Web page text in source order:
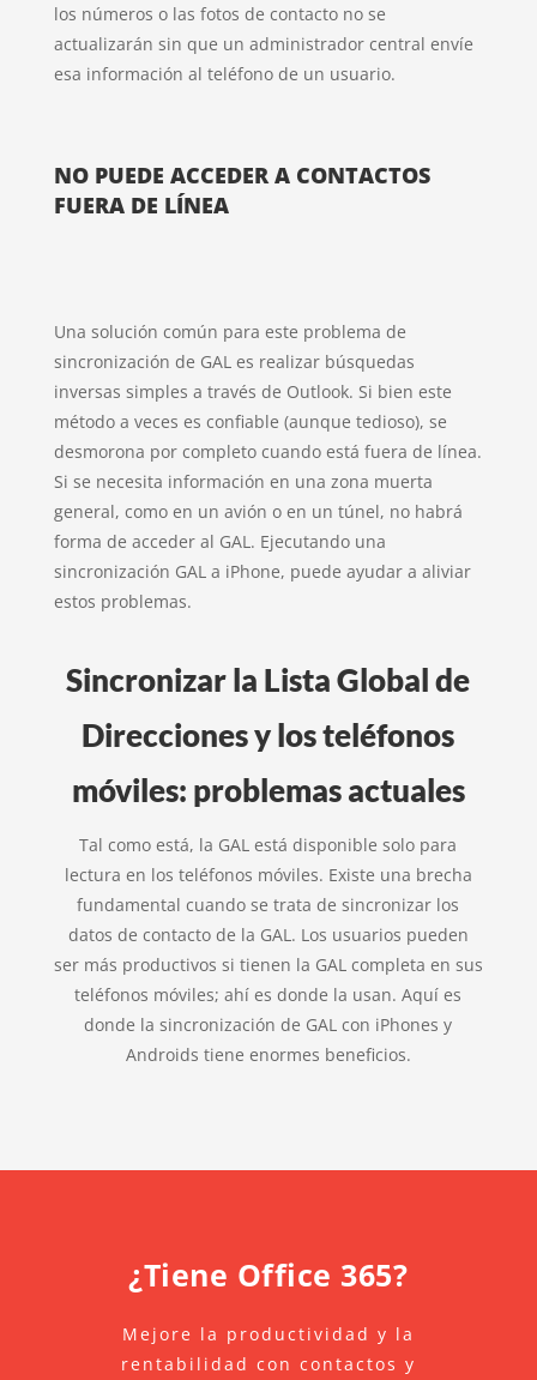
los números o las fotos de contacto no se
actualizarán sin que un administrador central envíe
esa información al teléfono de un usuario.
NO PUEDE ACCEDER A CONTACTOS
FUERA DE LÍNEA
Una solución común para este problema de
sincronización de GAL es realizar búsquedas
inversas simples a través de Outlook. Si bien este
método a veces es confiable (aunque tedioso), se
desmorona por completo cuando está fuera de línea.
Si se necesita información en una zona muerta
general, como en un avión o en un túnel, no habrá
forma de acceder al GAL. Ejecutando una
sincronización GAL a iPhone, puede ayudar a aliviar
estos problemas.
Sincronizar la Lista Global de
Direcciones y los teléfonos
móviles: problemas actuales
Tal como está, la GAL está disponible solo para
lectura en los teléfonos móviles. Existe una brecha
fundamental cuando se trata de sincronizar los
datos de contacto de la GAL. Los usuarios pueden
ser más productivos si tienen la GAL completa en sus
teléfonos móviles; ahí es donde la usan. Aquí es
donde la sincronización de GAL con iPhones y
Androids tiene enormes beneficios.
¿Tiene Office 365?
Mejore la productividad y la
rentabilidad con contactos y